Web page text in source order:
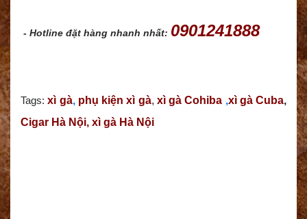
- Hotline đặt hàng nhanh nhất: 0901241888
Tags: xì gà, phụ kiện xì gà, xì gà Cohiba ,xì gà Cuba,
Cigar Hà Nội, xì gà Hà Nội